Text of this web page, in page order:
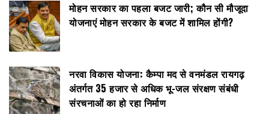
मोहन सरकार का पहला बजट जारी; कौन सी मौजूदा
योजनाएं मोहन सरकार के बजट में शामिल होंगी?
नरवा विकास योजना: कैम्पा मद से वनमंडल रायगढ़
अंतर्गत 35 हजार से अधिक भू-जल संरक्षण संबंधी
संरचनाओं का हो रहा निर्माण